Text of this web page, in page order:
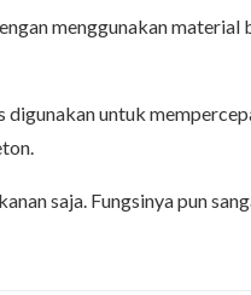
menggunakan
untuk
saja. Fungsinya pun